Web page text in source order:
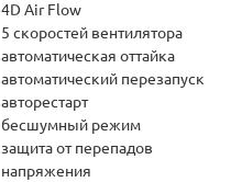
4D Air Flow
5 скоростей вентилятора
автоматическая оттайка
автоматический перезапуск
авторестарт
бесшумный режим
защита от перепадов
напряжения